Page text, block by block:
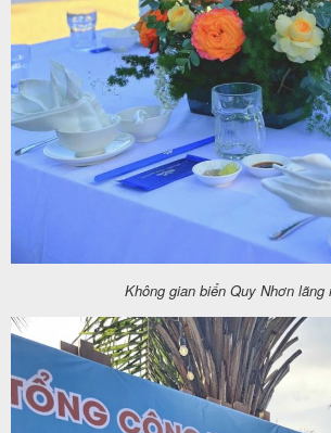
Không gian biển Quy Nhơn lãng